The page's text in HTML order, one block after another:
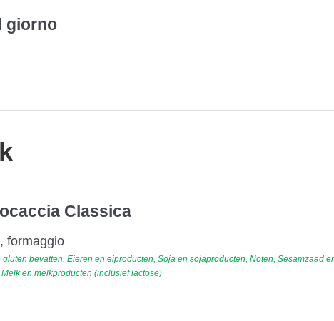
giorno
Classica
formaggio
gluten bevatten, Eieren en eiproducten, Soja en sojaproducten, Noten, Sesamzaad
en melkproducten (inclusief lactose)